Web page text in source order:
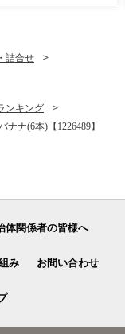
詰合せ
ンキング
ナナ(6本)【1226489】
体関係者の皆様へ
み お問い合わせ